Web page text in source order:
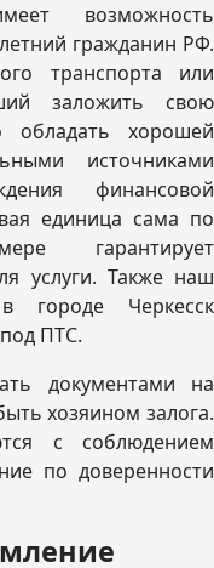
возможность
гражданин РФ.
транспорта или
заложить свою
обладать хорошей
источниками
финансовой
единица сама по
гарантирует
услуги. Также наш
городе Черкесск
ПТС.
документами на
хозяином залога.
с соблюдением
по доверенности